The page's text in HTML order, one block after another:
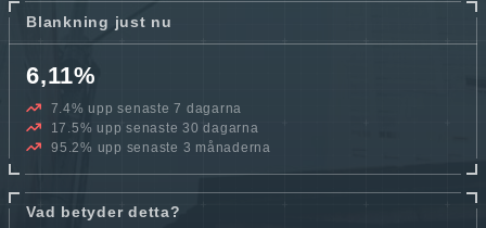
Blankning just nu
6,11%
7.4% upp senaste 7 dagarna
17.5% upp senaste 30 dagarna
95.2% upp senaste 3 månaderna
Vad betyder detta?